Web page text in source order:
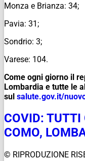
Monza e Brianza: 34;
Pavia: 31;
Sondrio: 3;
Varese: 104.
Come ogni giorno il
Lombardia e tutte le
sul salute.gov.it/
COVID: TUTTI
COMO,
© RIPRODUZIONE